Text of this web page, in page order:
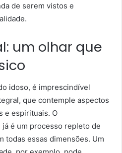
de serem vistos e
um olhar que
idoso, é imprescindível
que contemple aspectos
e espirituais. O
é um processo repleto de
todas essas dimensões. Um